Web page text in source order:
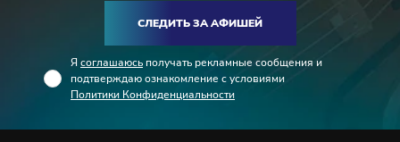
СЛЕДИТЬ ЗА АФИШЕЙ
Я соглашаюсь получать рекламные сообщения и
подтверждаю ознакомление с условиями
Политики Конфиденциальности